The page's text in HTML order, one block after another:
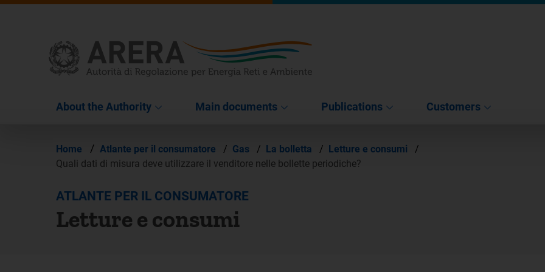
About the Authority Main documents Publications Customers
Home / Atlante per il consumatore / Gas / La bolletta / Letture e consumi
/
Quali dati di misura deve utilizzare il venditore nelle bollette periodiche?
ATLANTE PER IL CONSUMATORE
Letture e consumi